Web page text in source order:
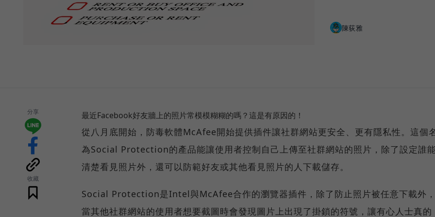
陳荻雅
分享
收藏
最近Facebook好友牆上的照片常模模糊糊的嗎？這是有原因的！
從八月底開始，防毒軟體McAfee開始提供插件讓社群網站更安全、更有隱私性。這個
為Social Protection的產品能讓使用者控制自己上傳至社群網站的照片，除了設定誰
清楚看見照片外，還可以防範好友或其他看見照片的人下載儲存。
Social Protection是Intel與McAfee合作的瀏覽器插件，除了防止照片被任意下載外，
當其他社群網站的使用者想要截圖時會發現圖片上出現了掛鎖的符號，讓有心人士真的